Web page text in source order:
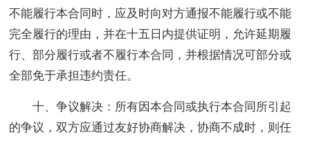
不能履行本合同时，应及时向对方通报不能履行或不能
完全履行的理由，并在十五日内提供证明，允许延期履
行、部分履行或者不履行本合同，并根据情况可部分或
全部免于承担违约责任。
十、争议解决：所有因本合同或执行本合同所引起
的争议，双方应通过友好协商解决，协商不成时，则任